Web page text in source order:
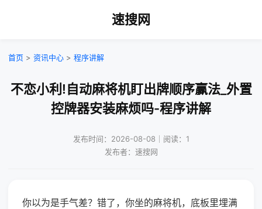
速搜网
首页 > 资讯中心 > 程序讲解
不恋小利!自动麻将机盯出牌顺序赢法_外置
控牌器安装麻烦吗-程序讲解
发布时间：2026-08-08｜阅读：1
发布者：速搜网
你以为是手气差？错了，你坐的麻将机，底板里埋满